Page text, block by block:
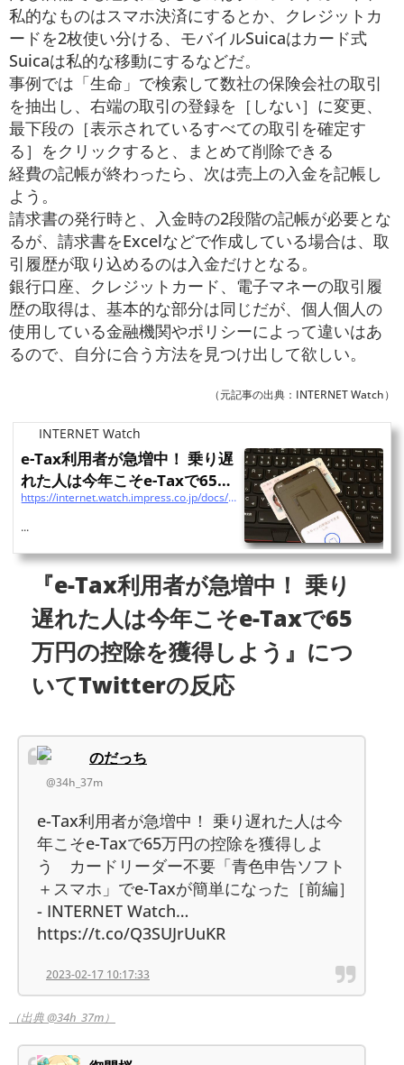
私的なものはスマホ決済にするとか、クレジットカ
ードを2枚使い分ける、モバイルSuicaはカード式
Suicaは私的な移動にするなどだ。
事例では「生命」で検索して数社の保険会社の取引
を抽出し、右端の取引の登録を［しない］に変更、
最下段の［表示されているすべての取引を確定す
る］をクリックすると、まとめて削除できる
経費の記帳が終わったら、次は売上の入金を記帳し
よう。
請求書の発行時と、入金時の2段階の記帳が必要とな
るが、請求書をExcelなどで作成している場合は、取
引履歴が取り込めるのは入金だけとなる。
銀行口座、クレジットカード、電子マネーの取引履
歴の取得は、基本的な部分は同じだが、個人個人の
使用している金融機関やポリシーによって違いはあ
るので、自分に合う方法を見つけ出して欲しい。
（元記事の出典：INTERNET Watch）
INTERNET Watch
e-Tax利用者が急増中！ 乗り遅
れた人は今年こそe-Taxで65万
円の控除を獲得しよう ...
https://internet.watch.impress.co.jp/docs/special/1477696.html?utm_source=pocket_saves
...
『e-Tax利用者が急増中！ 乗り
遅れた人は今年こそe-Taxで65
万円の控除を獲得しよう』につ
いてTwitterの反応
のだっち
@34h_37m
e-Tax利用者が急増中！ 乗り遅れた人は今
年こそe-Taxで65万円の控除を獲得しよ
う カードリーダー不要「青色申告ソフト
＋スマホ」でe-Taxが簡単になった［前編］
- INTERNET Watch…
https://t.co/Q3SUJrUuKR
2023-02-17 10:17:33
（出典 @34h_37m）